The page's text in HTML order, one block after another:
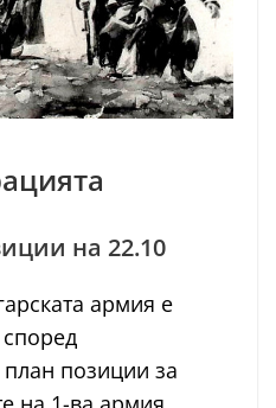
на 22.10
армия е
позиции за